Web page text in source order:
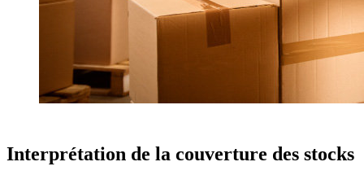
Interprétation de la couverture des stocks